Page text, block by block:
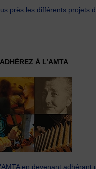
près les différents projets
ADHÉREZ À L’AMTA
en devenant adhérant